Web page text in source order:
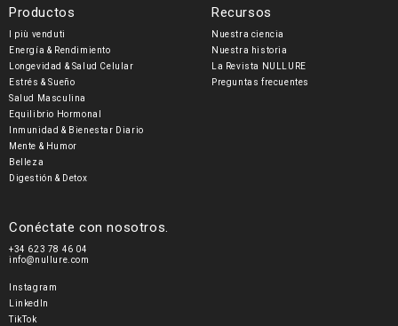
pago
Productos
I più venduti
Energía & Rendimiento
Longevidad & Salud Celular
Estrés & Sueño
Salud Masculina
Equilibrio Hormonal
Inmunidad & Bienestar Diario
Mente & Humor
Belleza
Digestión & Detox
Recursos
Nuestra ciencia
Nuestra historia
La Revista NULLURE
Preguntas frecuentes
Conéctate con nosotros.
+34 623 78 46 04
info@nullure.com
Instagram
LinkedIn
TikTok